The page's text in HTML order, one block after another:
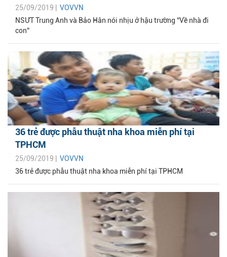
25/09/2019 | VOVVN
NSƯT Trung Anh và Bảo Hân nói nhịu ở hậu trường “Về nhà đi
con“
36 trẻ được phẫu thuật nha khoa miễn phí tại
TPHCM
25/09/2019 | VOVVN
36 trẻ được phẫu thuật nha khoa miễn phí tại TPHCM